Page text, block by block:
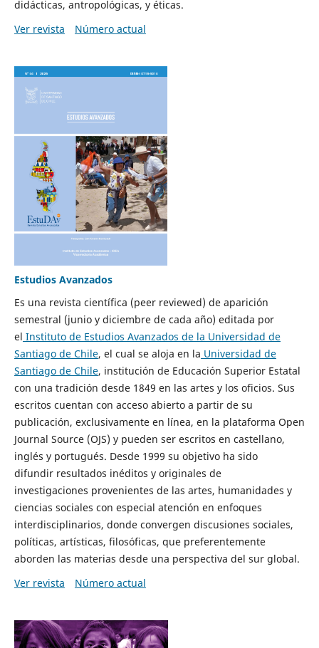
didácticas, antropológicas, y éticas.
Ver revista
Número actual
Estudios Avanzados
Es una revista científica (peer reviewed) de aparición
semestral (junio y diciembre de cada año) editada por
el Instituto de Estudios Avanzados de la Universidad de
Santiago de Chile, el cual se aloja en la Universidad de
Santiago de Chile, institución de Educación Superior Estatal
con una tradición desde 1849 en las artes y los oficios. Sus
escritos cuentan con acceso abierto a partir de su
publicación, exclusivamente en línea, en la plataforma Open
Journal Source (OJS) y pueden ser escritos en castellano,
inglés y portugués. Desde 1999 su objetivo ha sido
difundir resultados inéditos y originales de
investigaciones provenientes de las artes, humanidades y
ciencias sociales con especial atención en enfoques
interdisciplinarios, donde convergen discusiones sociales,
políticas, artísticas, filosóficas, que preferentemente
aborden las materias desde una perspectiva del sur global.
Ver revista
Número actual